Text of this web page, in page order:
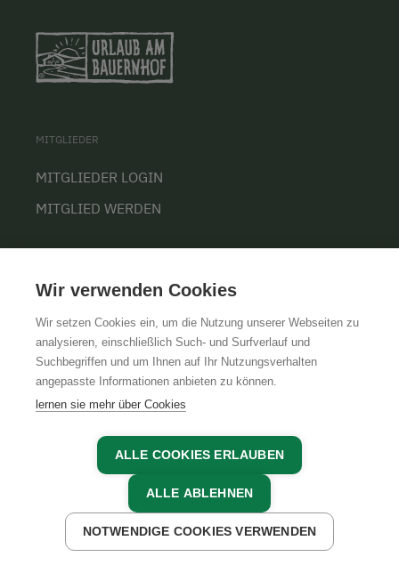
JETZT ANFRAGEN JETZT BUCHEN
MITGLIEDER
MITGLIEDER LOGIN
MITGLIED WERDEN
INFORMATIONEN
NACHHALTIGKEIT
KONTAKT
PRESSE
BARRIEREFREIHEIT
COOKIE EINSTELLUNGEN
ÜBER UNS
Wir verwenden Cookies
Wir setzen Cookies ein, um die Nutzung unserer Webseiten zu
analysieren, einschließlich Such- und Surfverlauf und
Suchbegriffen und um Ihnen auf Ihr Nutzungsverhalten
angepasste Informationen anbieten zu können.
lernen sie mehr über Cookies
ALLE COOKIES ERLAUBEN
ALLE ABLEHNEN
NOTWENDIGE COOKIES VERWENDEN